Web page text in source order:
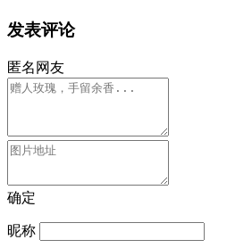
发表评论
匿名网友
确定
昵称